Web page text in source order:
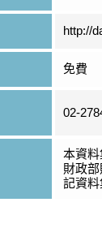
http://
免費
02-
本資
財政
記資料